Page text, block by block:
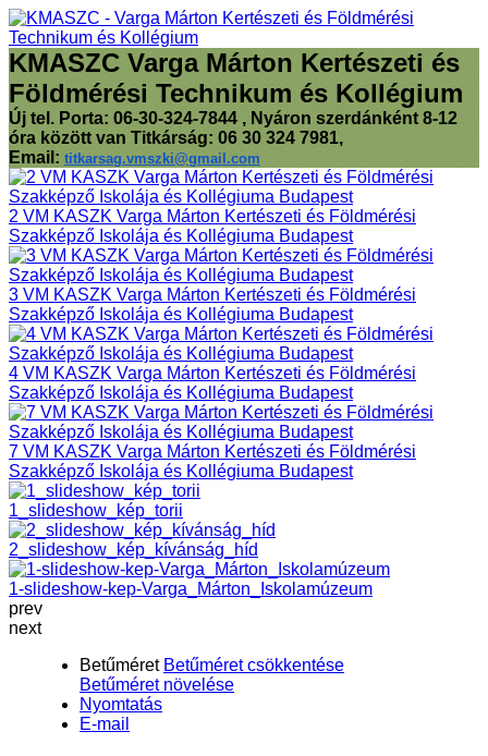
KMASZC Varga Márton Kertészeti és
Földmérési Technikum és Kollégium
Új tel. Porta: 06-30-324-7844 , Nyáron szerdánként 8-12
óra között van Titkárság: 06 30 324 7981,
Email: titkarsag.vmszki@gmail.com
2 VM KASZK Varga Márton Kertészeti és Földmérési
Szakképző Iskolája és Kollégiuma Budapest
3 VM KASZK Varga Márton Kertészeti és Földmérési
Szakképző Iskolája és Kollégiuma Budapest
4 VM KASZK Varga Márton Kertészeti és Földmérési
Szakképző Iskolája és Kollégiuma Budapest
7 VM KASZK Varga Márton Kertészeti és Földmérési
Szakképző Iskolája és Kollégiuma Budapest
1_slideshow_kép_torii
2_slideshow_kép_kívánság_híd
1-slideshow-kep-Varga_Márton_Iskolamúzeum
prev
next
Betűméret Betűméret csökkentése
Betűméret növelése
Nyomtatás
E-mail